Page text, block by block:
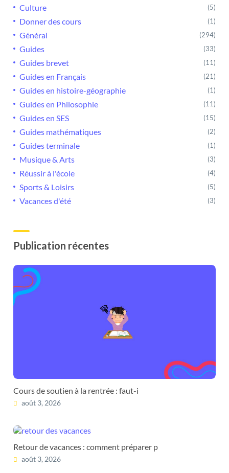
Culture (5)
Donner des cours (1)
Général (294)
Guides (33)
Guides brevet (11)
Guides en Français (21)
Guides en histoire-géographie (1)
Guides en Philosophie (11)
Guides en SES (15)
Guides mathématiques (2)
Guides terminale (1)
Musique & Arts (3)
Réussir à l'école (4)
Sports & Loisirs (5)
Vacances d'été (3)
Publication récentes
Cours de soutien à la rentrée : faut-i
août 3, 2026
Retour de vacances : comment préparer p
août 3, 2026